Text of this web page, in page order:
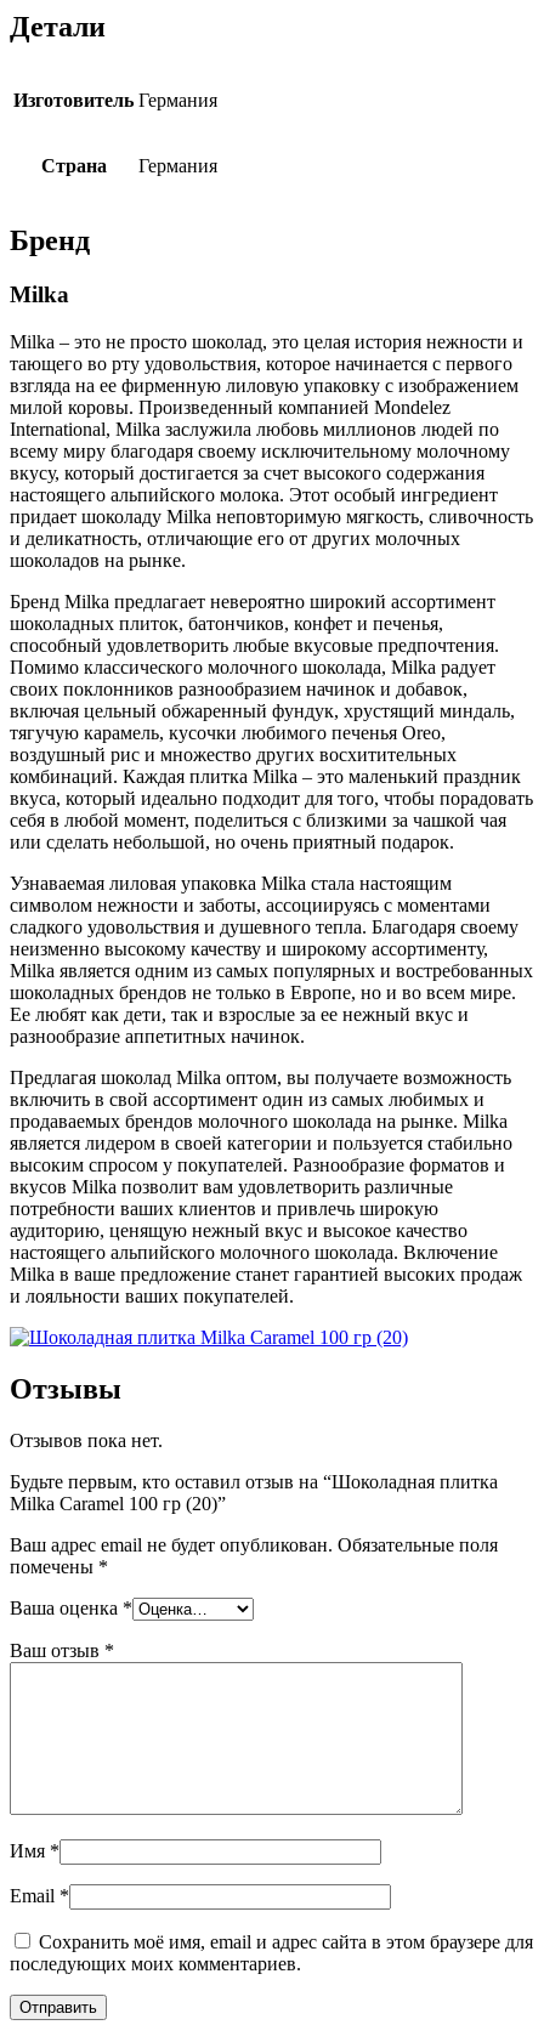
Детали
Изготовитель Германия
Страна Германия
Бренд
Milka
Milka – это не просто шоколад, это целая история нежности и
тающего во рту удовольствия, которое начинается с первого
взгляда на ее фирменную лиловую упаковку с изображением
милой коровы. Произведенный компанией Mondelez
International, Milka заслужила любовь миллионов людей по
всему миру благодаря своему исключительному молочному
вкусу, который достигается за счет высокого содержания
настоящего альпийского молока. Этот особый ингредиент
придает шоколаду Milka неповторимую мягкость, сливочность
и деликатность, отличающие его от других молочных
шоколадов на рынке.
Бренд Milka предлагает невероятно широкий ассортимент
шоколадных плиток, батончиков, конфет и печенья,
способный удовлетворить любые вкусовые предпочтения.
Помимо классического молочного шоколада, Milka радует
своих поклонников разнообразием начинок и добавок,
включая цельный обжаренный фундук, хрустящий миндаль,
тягучую карамель, кусочки любимого печенья Oreo,
воздушный рис и множество других восхитительных
комбинаций. Каждая плитка Milka – это маленький праздник
вкуса, который идеально подходит для того, чтобы порадовать
себя в любой момент, поделиться с близкими за чашкой чая
или сделать небольшой, но очень приятный подарок.
Узнаваемая лиловая упаковка Milka стала настоящим
символом нежности и заботы, ассоциируясь с моментами
сладкого удовольствия и душевного тепла. Благодаря своему
неизменно высокому качеству и широкому ассортименту,
Milka является одним из самых популярных и востребованных
шоколадных брендов не только в Европе, но и во всем мире.
Ее любят как дети, так и взрослые за ее нежный вкус и
разнообразие аппетитных начинок.
Предлагая шоколад Milka оптом, вы получаете возможность
включить в свой ассортимент один из самых любимых и
продаваемых брендов молочного шоколада на рынке. Milka
является лидером в своей категории и пользуется стабильно
высоким спросом у покупателей. Разнообразие форматов и
вкусов Milka позволит вам удовлетворить различные
потребности ваших клиентов и привлечь широкую
аудиторию, ценящую нежный вкус и высокое качество
настоящего альпийского молочного шоколада. Включение
Milka в ваше предложение станет гарантией высоких продаж
и лояльности ваших покупателей.
Отзывы
Отзывов пока нет.
Будьте первым, кто оставил отзыв на “Шоколадная плитка
Milka Caramel 100 гр (20)”
Ваш адрес email не будет опубликован. Обязательные поля
помечены *
Ваша оценка *
Ваш отзыв *
Имя *
Email *
Сохранить моё имя, email и адрес сайта в этом браузере для
последующих моих комментариев.